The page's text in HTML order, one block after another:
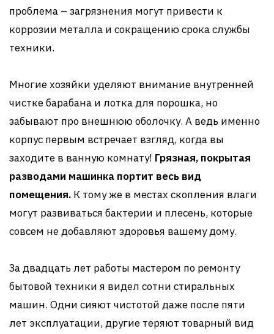
проблема – загрязнения могут привести к
коррозии металла и сокращению срока службы
техники.
Многие хозяйки уделяют внимание внутренней
чистке барабана и лотка для порошка, но
забывают про внешнюю оболочку. А ведь именно
корпус первым встречает взгляд, когда вы
заходите в ванную комнату! Грязная, покрытая
разводами машинка портит весь вид
помещения. К тому же в местах скопления влаги
могут развиваться бактерии и плесень, которые
совсем не добавляют здоровья вашему дому.
За двадцать лет работы мастером по ремонту
бытовой техники я видел сотни стиральных
машин. Одни сияют чистотой даже после пяти
лет эксплуатации, другие теряют товарный вид